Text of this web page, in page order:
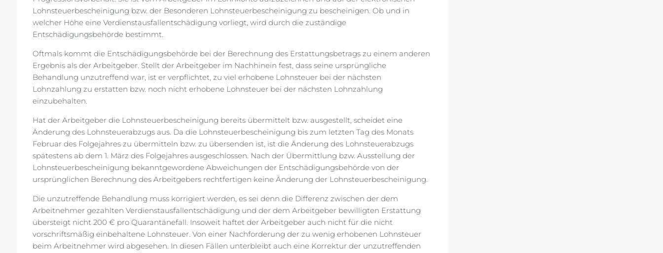
Lohnsteuerbescheinigung bzw. der Besonderen Lohnsteuerbescheinigung zu bescheinigen. Ob und in
welcher Höhe eine Verdienstausfallentschädigung vorliegt, wird durch die zuständige
Entschädigungsbehörde bestimmt.
Oftmals kommt die Entschädigungsbehörde bei der Berechnung des Erstattungsbetrags zu einem anderen
Ergebnis als der Arbeitgeber. Stellt der Arbeitgeber im Nachhinein fest, dass seine ursprüngliche
Behandlung unzutreffend war, ist er verpflichtet, zu viel erhobene Lohnsteuer bei der nächsten
Lohnzahlung zu erstatten bzw. noch nicht erhobene Lohnsteuer bei der nächsten Lohnzahlung
einzubehalten.
Hat der Arbeitgeber die Lohnsteuerbescheinigung bereits übermittelt bzw. ausgestellt, scheidet eine
Änderung des Lohnsteuerabzugs aus. Da die Lohnsteuerbescheinigung bis zum letzten Tag des Monats
Februar des Folgejahres zu übermitteln bzw. zu übersenden ist, ist die Änderung des Lohnsteuerabzugs
spätestens ab dem 1. März des Folgejahres ausgeschlossen. Nach der Übermittlung bzw. Ausstellung der
Lohnsteuerbescheinigung bekanntgewordene Abweichungen der Entschädigungsbehörde von der
ursprünglichen Berechnung des Arbeitgebers rechtfertigen keine Änderung der Lohnsteuerbescheinigung.
Die unzutreffende Behandlung muss korrigiert werden, es sei denn die Differenz zwischen der dem
Arbeitnehmer gezahlten Verdienstausfallentschädigung und der dem Arbeitgeber bewilligten Erstattung
übersteigt nicht 200 € pro Quarantänefall. Insoweit haftet der Arbeitgeber auch nicht für die nicht
vorschriftsmäßig einbehaltene Lohnsteuer. Von einer Nachforderung der zu wenig erhobenen Lohnsteuer
beim Arbeitnehmer wird abgesehen. In diesen Fällen unterbleibt auch eine Korrektur der unzutreffenden